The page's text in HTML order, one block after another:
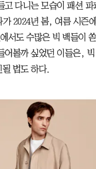
고 다니는 모습이 패션 파
가 2024년 봄, 여름 시즌
서도 수많은 빅 백들이
어볼까 싶었던 이들은,
법도 하다.